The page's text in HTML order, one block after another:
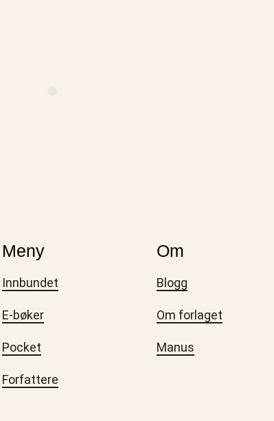
Meny
Innbundet
E-bøker
Pocket
Forfattere
Om
Blogg
Om forlaget
Manus